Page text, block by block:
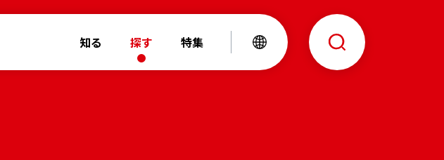
知る 探す 特集